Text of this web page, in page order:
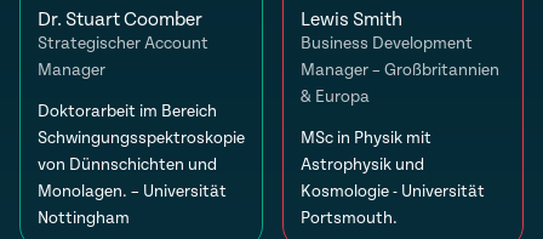
Dr. Stuart Coomber
Strategischer Account
Manager
Doktorarbeit im Bereich
Schwingungsspektroskopie
von Dünnschichten und
Monolagen. – Universität
Nottingham
Lewis Smith
Business Development
Manager – Großbritannien
& Europa
MSc in Physik mit
Astrophysik und
Kosmologie - Universität
Portsmouth.